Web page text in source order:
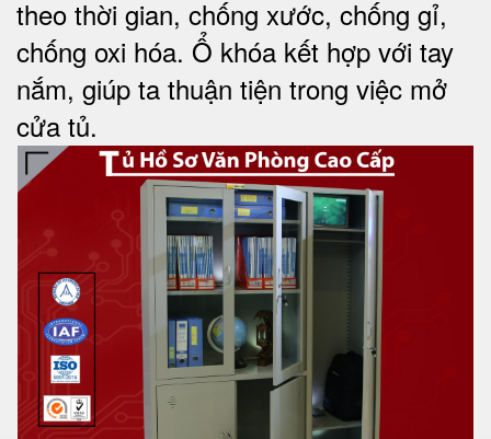
theo thời gian, chống xước, chống gỉ,
chống oxi hóa. Ổ khóa kết hợp với tay
nắm, giúp ta thuận tiện trong việc mở
cửa tủ.